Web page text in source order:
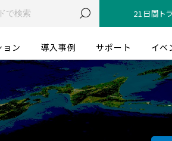
21日間ト
ョン 導入事例 サポート イベ